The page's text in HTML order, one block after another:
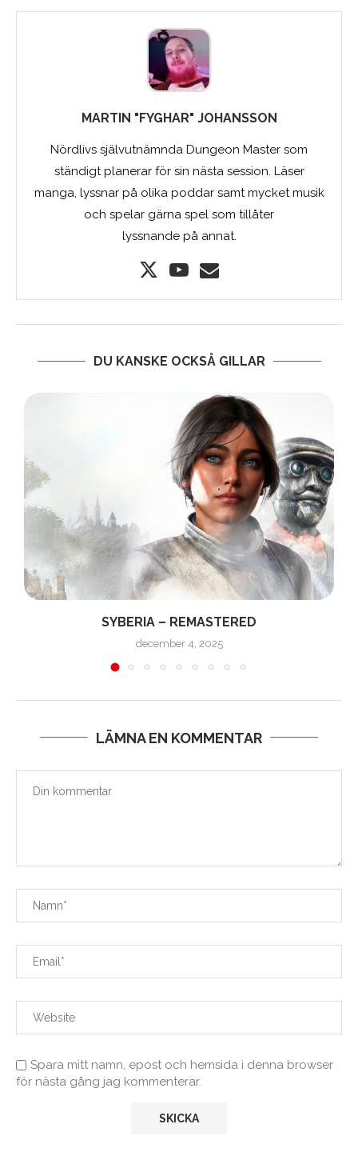
MARTIN "FYGHAR" JOHANSSON
Nördlivs självutnämnda Dungeon Master som
ständigt planerar för sin nästa session. Läser
manga, lyssnar på olika poddar samt mycket musik
och spelar gärna spel som tillåter
lyssnande på annat.
DU KANSKE OCKSÅ GILLAR
SYBERIA – REMASTERED
december 4, 2025
LÄMNA EN KOMMENTAR
Spara mitt namn, epost och hemsida i denna browser
för nästa gång jag kommenterar.